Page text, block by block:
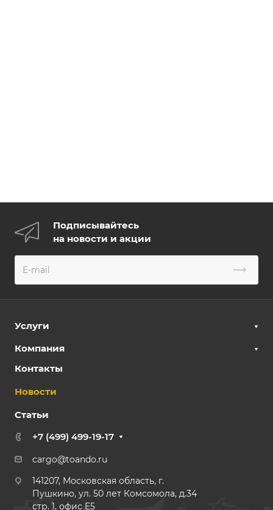
Подписывайтесь
на новости и акции
Услуги
Компания
Контакты
Новости
Статьи
+7 (499) 499-19-17
cargo@toando.ru
141207, Московская область, г.
Пушкино, ул. 50 лет Комсомола, д.34
стр. 1, офис E5